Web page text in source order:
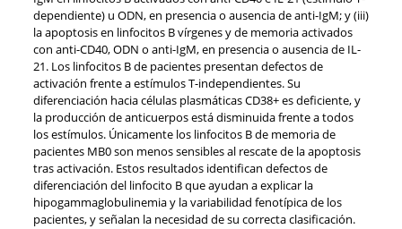
dependiente) u ODN, en presencia o ausencia de anti-IgM; y (iii)
la apoptosis en linfocitos B vírgenes y de memoria activados
con anti-CD40, ODN o anti-IgM, en presencia o ausencia de IL-
21. Los linfocitos B de pacientes presentan defectos de
activación frente a estímulos T-independientes. Su
diferenciación hacia células plasmáticas CD38+ es deficiente, y
la producción de anticuerpos está disminuida frente a todos
los estímulos. Únicamente los linfocitos B de memoria de
pacientes MB0 son menos sensibles al rescate de la apoptosis
tras activación. Estos resultados identifican defectos de
diferenciación del linfocito B que ayudan a explicar la
hipogammaglobulinemia y la variabilidad fenotípica de los
pacientes, y señalan la necesidad de su correcta clasificación.